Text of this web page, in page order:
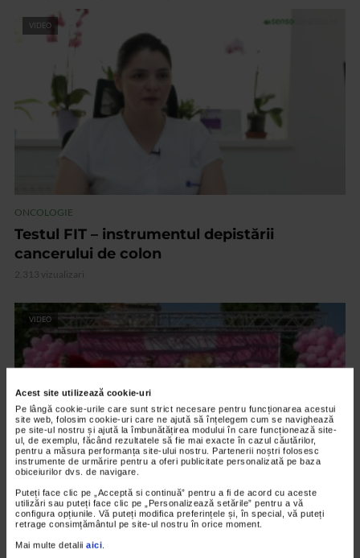
Acest site utilizează cookie-uri
Pe lângă cookie-urile care sunt strict necesare pentru funcționarea acestui
site web, folosim cookie-uri care ne ajută să înțelegem cum se navighează
pe site-ul nostru și ajută la îmbunătățirea modului în care funcționează site-
ul, de exemplu, făcând rezultatele să fie mai exacte în cazul căutărilor,
pentru a măsura performanța site-ului nostru. Partenerii noștri folosesc
instrumente de urmărire pentru a oferi publicitate personalizată pe baza
obiceiurilor dvs. de navigare.
Puteți face clic pe „Acceptă si continuă” pentru a fi de acord cu aceste
utilizări sau puteți face clic pe „Personalizează setările” pentru a vă
configura opțiunile. Vă puteți modifica preferințele și, în special, vă puteți
retrage consimțământul pe site-ul nostru în orice moment.
Mai multe detalii aici.
VIDEO
ONCOLOGIE
Testul FIT – instrumentul depistării
cancerului de colon
2.313 vizualizari
VIDEO
UNCATEGORIZED
Race for the cure, aleargă pentru sănătatea
femeilor!